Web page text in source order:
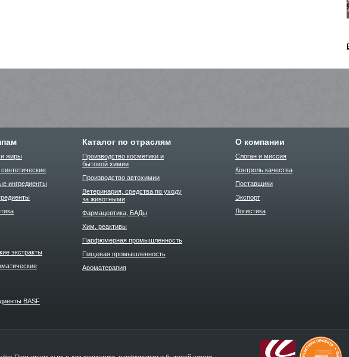
и жиры
ингредиенты
экстракты
BASF
Каталог по отраслям
Производство косметики и
бытовой химии
Производство автохимии
Ветеринария, средства по уходу
за животными
Фармацевтика, БАДы
Хим. реактивы
Парфюмерная промышленность
Пищевая промышленность
Ароматерапия
О компании
Слоган и миссия
Контроль качества
Поставщики
Экспорт
Логистика